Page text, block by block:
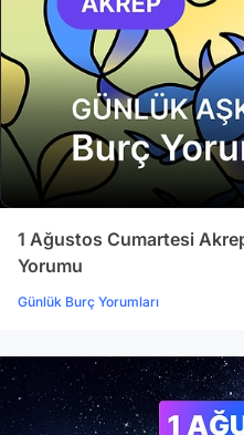
1 Ağustos Cumartesi
Yorumu
Günlük Burç Yorumları